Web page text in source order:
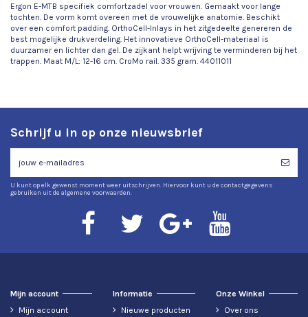
Ergon E-MTB specifiek comfortzadel voor vrouwen. Gemaakt voor lange
tochten. De vorm komt overeen met de vrouwelijke anatomie. Beschikt
over een comfort padding. OrthoCell-Inlays in het zitgedeelte genereren de
best mogelijke drukverdeling. Het innovatieve OrthoCell-materiaal is
duurzamer en lichter dan gel. De zijkant helpt wrijving te verminderen bij het
trappen. Maat M/L: 12-16 cm. CroMo rail. 335 gram. 44011011
Schrijf u in op onze nieuwsbrief
U kunt op elk gewenst moment weer uitschrijven. Hiervoor kunt u de contactgegevens
gebruiken uit de algemene voorwaarden.
Mijn account
Mijn account
Informatie
Nieuwe producten
Onze Winkel
Over ons